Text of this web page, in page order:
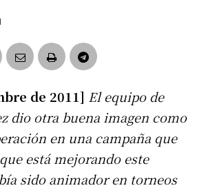
de 2011] El equipo de
dio otra buena imagen como
en una campaña que
está mejorando este
sido animador en torneos